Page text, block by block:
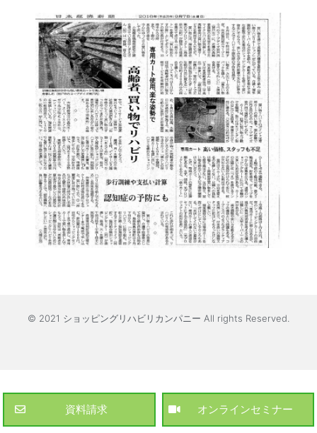
© 2021 ショッピングリハビリカンパニー All rights Reserved.
資料請求 オンラインセミナー